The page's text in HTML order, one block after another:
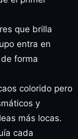
que brilla
entra en
forma
colorido pero
y
más locas.
cada